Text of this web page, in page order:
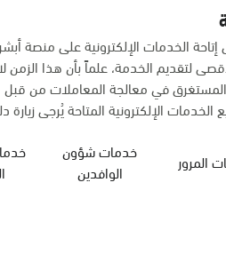
الخدمات الإلكترونية على منصة
لتقديم الخدمة، علماً بأن هذا
المستغرق في معالجة المعاملات من
الإلكترونية المتاحة يُرجى زيارة
المرور
خدمات شؤون
الوافدين